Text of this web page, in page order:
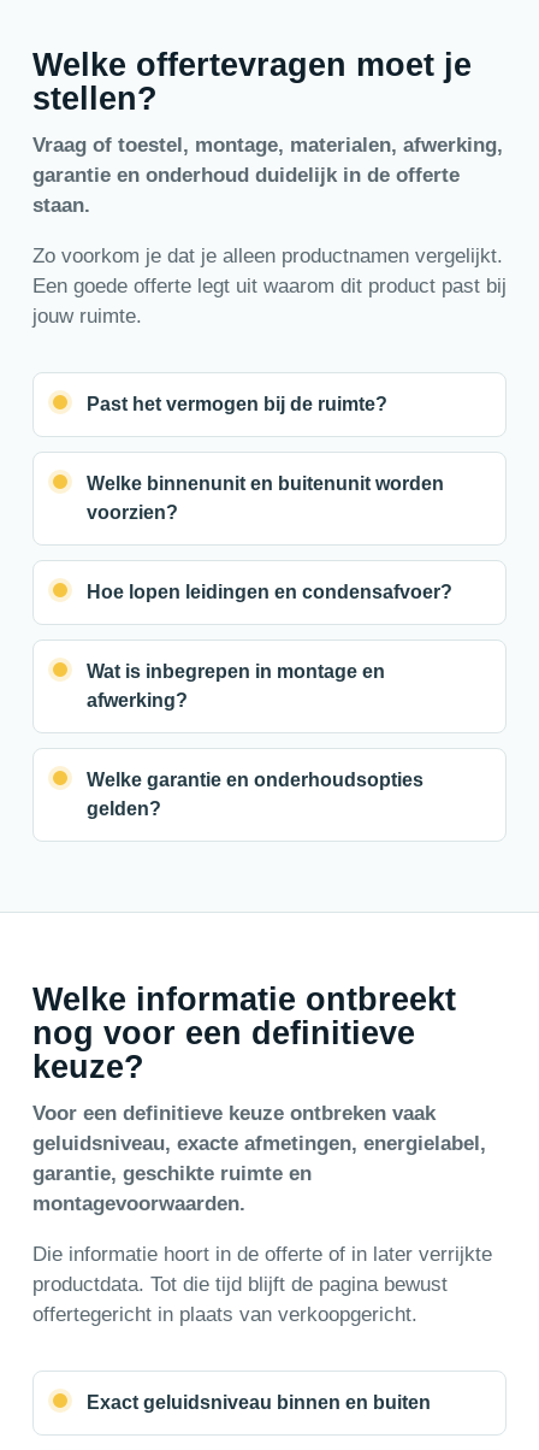
Welke offertevragen moet je
stellen?
Vraag of toestel, montage, materialen, afwerking,
garantie en onderhoud duidelijk in de offerte
staan.
Zo voorkom je dat je alleen productnamen vergelijkt.
Een goede offerte legt uit waarom dit product past bij
jouw ruimte.
Past het vermogen bij de ruimte?
Welke binnenunit en buitenunit worden
voorzien?
Hoe lopen leidingen en condensafvoer?
Wat is inbegrepen in montage en
afwerking?
Welke garantie en onderhoudsopties
gelden?
Welke informatie ontbreekt
nog voor een definitieve
keuze?
Voor een definitieve keuze ontbreken vaak
geluidsniveau, exacte afmetingen, energielabel,
garantie, geschikte ruimte en
montagevoorwaarden.
Die informatie hoort in de offerte of in later verrijkte
productdata. Tot die tijd blijft de pagina bewust
offertegericht in plaats van verkoopgericht.
Exact geluidsniveau binnen en buiten